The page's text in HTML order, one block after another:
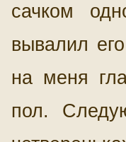
сачком
вывалил
на меня
пол.